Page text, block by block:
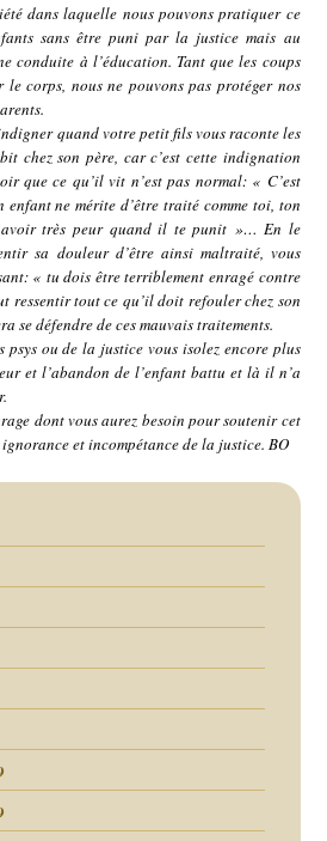
dans laquelle nous pouvons pratiquer ce
sans être puni par la justice mais au
conduite à l’éducation. Tant que les coups
corps, nous ne pouvons pas protéger nos
quand votre petit fils vous raconte les
chez son père, car c’est cette indignation
que ce qu’il vit n’est pas normal: « C’est
ne mérite d’être traité comme toi, ton
très peur quand il te punit »… En le
sa douleur d’être ainsi maltraité, vous
« tu dois être terriblement enragé contre
tout ce qu’il doit refouler chez son
se défendre de ces mauvais traitements.
psys ou de la justice vous isolez encore plus
et l’abandon de l’enfant battu et là il n’a
dont vous aurez besoin pour soutenir cet
et incompétance de la justice. BO